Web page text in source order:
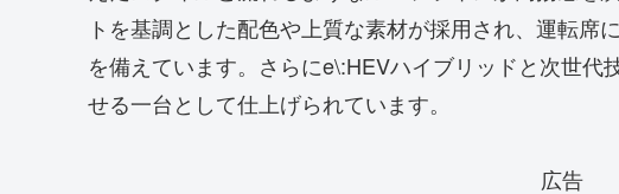
トを基調とした配色や上質な素材が採用され、運転席
を備えています。さらにe\:HEVハイブリッドと次世代
せる一台として仕上げられています。
広告